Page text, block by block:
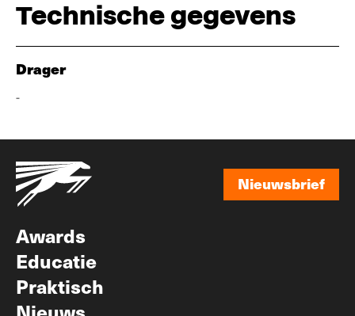
Technische gegevens
Drager
-
Nieuwsbrief
Awards
Educatie
Praktisch